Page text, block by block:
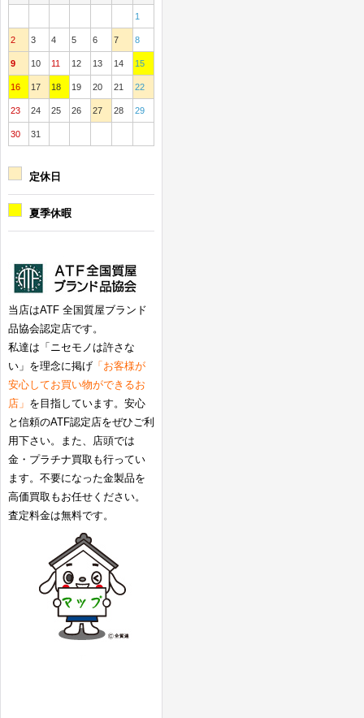
1
2 3 4 5 6 7 8
9 10 11 12 13 14 15
16 17 18 19 20 21 22
23 24 25 26 27 28 29
30 31
定休日
夏季休暇
当店はATF 全国質屋ブランド
品協会認定店です。
私達は「ニセモノは許さな
い」を理念に掲げ 「お客様が
安心してお買い物ができるお
店」 を目指しています。安心
と信頼のATF認定店をぜひご利
用下さい。また、店頭では
金・プラチナ買取も行ってい
ます。不要になった金製品を
高価買取もお任せください。
査定料金は無料です。